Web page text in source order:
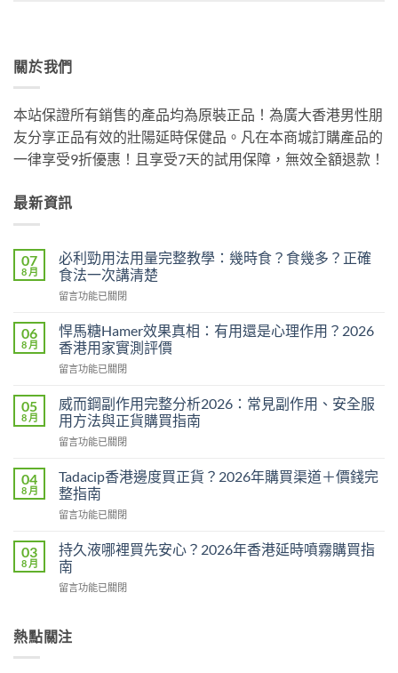
關於我們
本站保證所有銷售的產品均為原裝正品！為廣大香港男性朋
友分享正品有效的壯陽延時保健品。凡在本商城訂購產品的
一律享受9折優惠！且享受7天的試用保障，無效全額退款！
最新資訊
07
8 月
必利勁用法用量完整教學：幾時食？食幾多？正確
食法一次講清楚
在
利
勁
用
法
量
完
整
教
幾
時
食
多？
正
確
一
次
留言功能已關閉
06
8 月
悍馬糖Hamer效果真相：有用還是心理作用？2026
香港用家實測評價
在
馬
糖
Hamer
效
真
相：
有
用
是
心
作
香
留言功能已關閉
05
8 月
威而鋼副作用完整分析2026：常見副作用、安全服
用方法與正貨購買指南
在
而
鋼
副
作
完
整
分
析
見
留言功能已關閉
04
8 月
Tadacip香港邊度買正貨？2026年購買渠道＋價錢完
整指南
在
香
港
邊
度
貨？
留言功能已關閉
03
8 月
持久液哪裡買先安心？2026年香港延時噴霧購買指
南
在
液
哪
留言功能已關閉
熱點關注